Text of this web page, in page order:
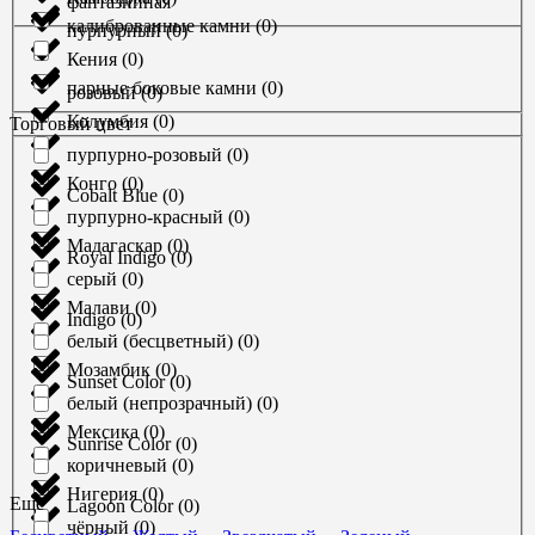
пурпурный(0)
розовый(0)
пурпурно-розовый (0)
пурпурно-красный (0)
серый (0)
белый (бесцветный) (0)
белый (непрозрачный) (0)
коричневый (0)
чёрный(0)
Кения (0)
Колумбия (0)
Конго (0)
Мадагаскар (0)
Малави (0)
Мозамбик (0)
Мексика (0)
Нигерия (0)
калиброванные камни(0)
парные боковые камни (0)
Торговый цвет
Cobalt Blue (0)
Royal Indigo(0)
Indigo(0)
Sunset Color(0)
Sunrise Color(0)
Lagoon Color(0)
Ещё